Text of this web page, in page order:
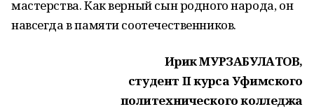
мастерства. Как верный сын родного народа, он
навсегда в памяти соотечественников.
Ирик МУРЗАБУЛАТОВ,
студент II курса Уфимского
политехнического колледжа